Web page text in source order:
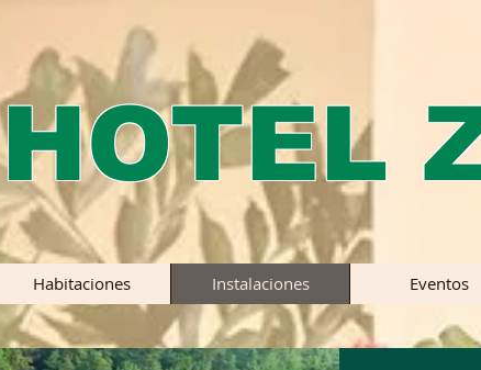
HOTEL
Habitaciones Instalaciones Eventos